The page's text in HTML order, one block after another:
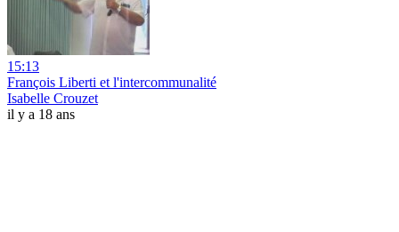
15:13
François Liberti et l'intercommunalité
Isabelle Crouzet
il y a 18 ans